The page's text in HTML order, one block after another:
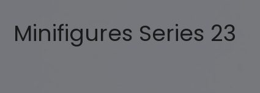
Minifigures Series 23